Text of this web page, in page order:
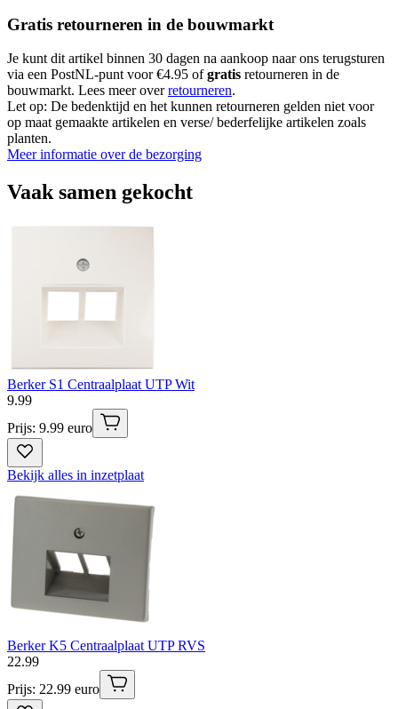
Gratis retourneren in de bouwmarkt
Je kunt dit artikel binnen 30 dagen na aankoop naar ons terugsturen
via een PostNL-punt voor €4.95 ofgratis retourneren in de
bouwmarkt. Lees meer overretourneren.
Let op: De bedenktijd en het kunnen retourneren gelden niet voor
op maat gemaakte artikelen en verse/ bederfelijke artikelen zoals
planten.
Meer informatie over de bezorging
Vaak samen gekocht
Berker S1 Centraalplaat UTP Wit
9.99
Prijs: 9.99 euro
Bekijk alles in inzetplaat
Berker K5 Centraalplaat UTP RVS
22.99
Prijs: 22.99 euro